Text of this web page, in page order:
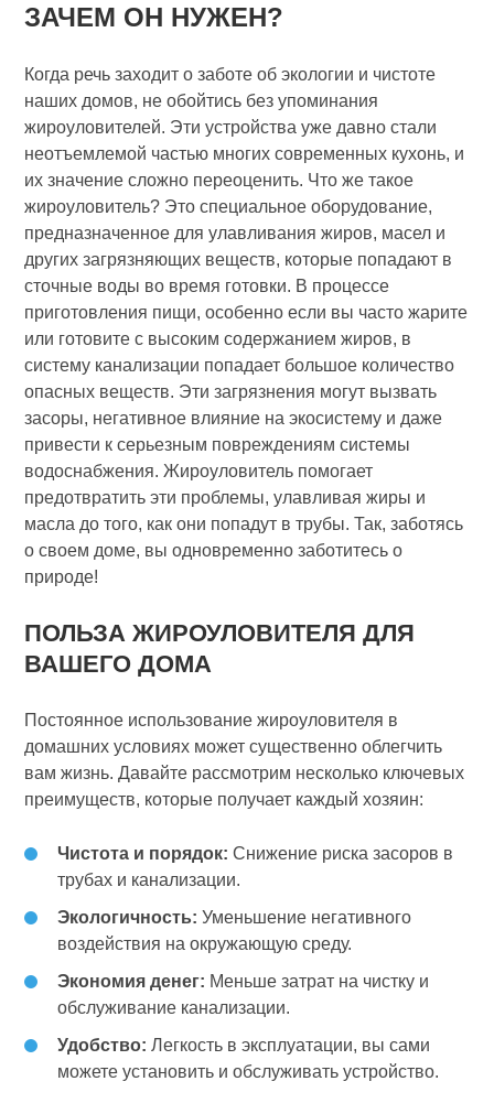
ЗАЧЕМ ОН НУЖЕН?
Когда речь заходит о заботе об экологии и чистоте
наших домов, не обойтись без упоминания
жироуловителей. Эти устройства уже давно стали
неотъемлемой частью многих современных кухонь, и
их значение сложно переоценить. Что же такое
жироуловитель? Это специальное оборудование,
предназначенное для улавливания жиров, масел и
других загрязняющих веществ, которые попадают в
сточные воды во время готовки. В процессе
приготовления пищи, особенно если вы часто жарите
или готовите с высоким содержанием жиров, в
систему канализации попадает большое количество
опасных веществ. Эти загрязнения могут вызвать
засоры, негативное влияние на экосистему и даже
привести к серьезным повреждениям системы
водоснабжения. Жироуловитель помогает
предотвратить эти проблемы, улавливая жиры и
масла до того, как они попадут в трубы. Так, заботясь
о своем доме, вы одновременно заботитесь о
природе!
ПОЛЬЗА ЖИРОУЛОВИТЕЛЯ ДЛЯ
ВАШЕГО ДОМА
Постоянное использование жироуловителя в
домашних условиях может существенно облегчить
вам жизнь. Давайте рассмотрим несколько ключевых
преимуществ, которые получает каждый хозяин:
Чистота и порядок: Снижение риска засоров в
трубах и канализации.
Экологичность: Уменьшение негативного
воздействия на окружающую среду.
Экономия денег: Меньше затрат на чистку и
обслуживание канализации.
Удобство: Легкость в эксплуатации, вы сами
можете установить и обслуживать устройство.